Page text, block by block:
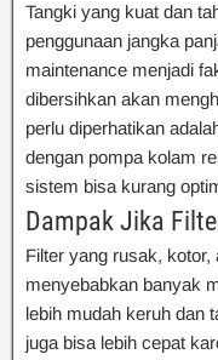
Tangki yang kuat dan
penggunaan jangka
maintenance menjadi
dibersihkan akan
perlu diperhatikan
dengan pompa kolam
sistem bisa kurang
Dampak Jika
Filter yang rusak,
menyebabkan banyak
lebih mudah keruh dan
juga bisa lebih cepat